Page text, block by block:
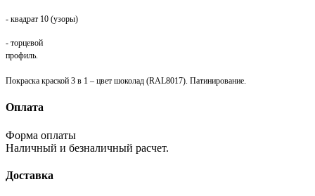
- квадрат 10 (узоры)
- торцевой
профиль.
Покраска краской 3 в 1 – цвет шоколад (RAL8017). Патинирование.
Оплата
Форма оплаты
Наличный и безналичный расчет.
Доставка